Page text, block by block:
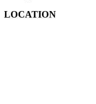
LOCATION